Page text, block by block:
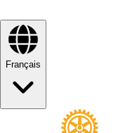
Français